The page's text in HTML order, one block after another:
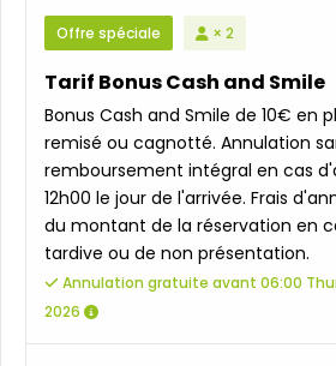
Offre spéciale × 2
Tarif Bonus Cash and Smile
Bonus Cash and Smile de 10€ en
remisé ou cagnotté. Annulation
remboursement intégral en cas
12h00 le jour de l'arrivée. Frais
du montant de la réservation en
tardive ou de non présentation.
Annulation gratuite avant 06:00
2026